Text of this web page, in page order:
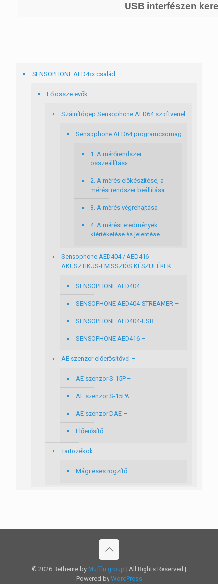
USB interfészen
SENSOPHONE AED4xx család
Fő összetevők –
Számítógép Sensophone AED64 szoftverrel
Sensophone AED64 programcsomag
1. A mérőrendszer
összeállítása
2. A mérés előkészítése, a
mérési rendszer beállítása
3. A mérés végrehajtása
4. A mérési eredmények
kiértékelése és jelentése
Sensophone AED404 / AED416
AKUSZTIKUS-EMISSZIÓS KÉSZÜLÉKEK
SENSOPHONE AED404 –
SENSOPHONE AED404-STREAMER –
SENSOPHONE AED404-USB
SENSOPHONE AED416 –
AE szenzor előerősítővel –
AE szenzor S-15P –
AE szenzor S-15PA –
AE szenzor DAE –
Előerősítő –
Tartozékok –
Mágneses rögzítő –
© 2026 Betheme by Muffin group | All Rights Reserved |
Powered by WordPress